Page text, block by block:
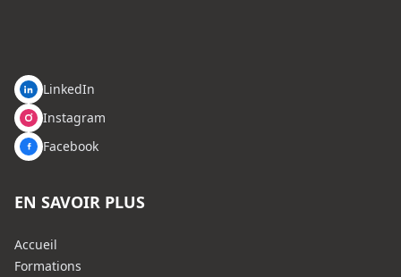
LinkedIn
Instagram
Facebook
EN SAVOIR PLUS
Accueil
Formations